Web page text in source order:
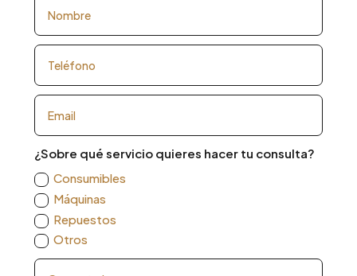
¿Sobre qué servicio quieres hacer tu consulta?
Consumibles
Máquinas
Repuestos
Otros